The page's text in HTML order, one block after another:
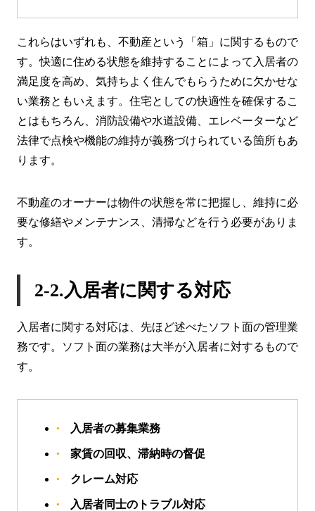
これらはいずれも、不動産という「箱」に関するもので
す。快適に住める状態を維持することによって入居者の
満足度を高め、気持ちよく住んでもらうために欠かせな
い業務ともいえます。住宅としての快適性を確保するこ
とはもちろん、消防設備や水道設備、エレベーターなど
法律で点検や機能の維持が義務づけられている箇所もあ
ります。
不動産のオーナーは物件の状態を常に把握し、維持に必
要な修繕やメンテナンス、清掃などを行う必要がありま
す。
2-2.入居者に関する対応
入居者に関する対応は、先ほど述べたソフト面の管理業
務です。ソフト面の業務は大半が入居者に対するもので
す。
入居者の募集業務
家賃の回収、滞納時の督促
クレーム対応
入居者同士のトラブル対応